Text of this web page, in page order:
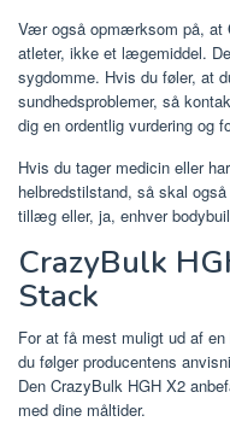
Vær også opmærksom på, at
atleter, ikke et lægemiddel.
sygdomme. Hvis du føler, at
sundhedsproblemer, så
dig en ordentlig vurdering og
Hvis du tager medicin eller
helbredstilstand, så skal
tillæg eller, ja, enhver
CrazyBulk
Stack
For at få mest muligt ud af
du følger producentens
Den CrazyBulk HGH X2
med dine måltider.